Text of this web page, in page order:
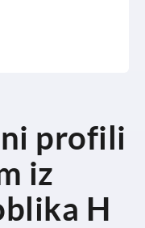
profili
iz
H